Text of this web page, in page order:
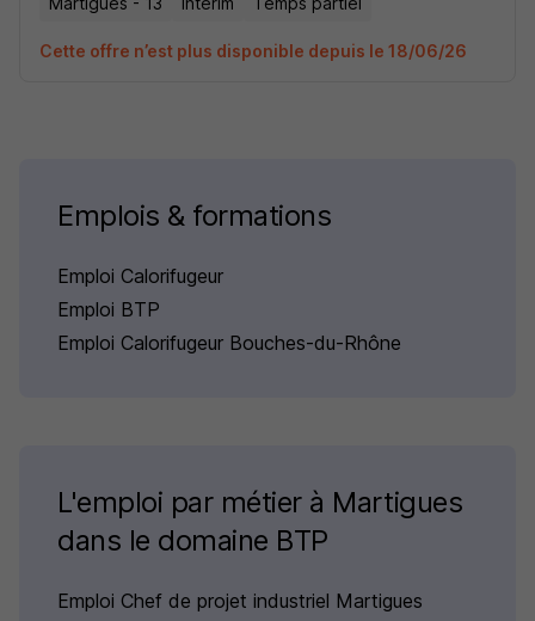
Cette offre n’est plus disponible depuis le 18/06/26
Emplois & formations
Emploi Calorifugeur
Emploi BTP
Emploi Calorifugeur Bouches-du-Rhône
L'emploi par métier à Martigues
dans le domaine BTP
Emploi Chef de projet industriel Martigues